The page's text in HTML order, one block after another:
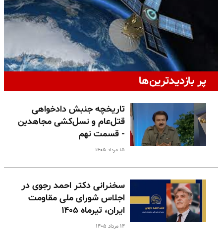
پر بازدیدترین‌ها
تاریخچه جنبش دادخواهی
قتل‌عام و نسل‌کشی مجاهدین
- قسمت نهم
۱۵ مرداد ۱۴۰۵
سخنرانی دکتر احمد رجوی در
اجلاس شورای ملی مقاومت
ایران، تیرماه ۱۴۰۵
۱۴ مرداد ۱۴۰۵